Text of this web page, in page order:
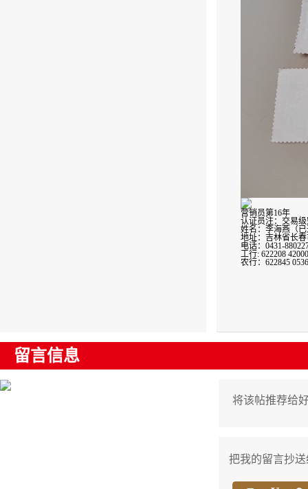
营销员第16年
认证员注：交易
姓名：李海燕（
地址：吉林省长
电话：0431-
工行: 622208
农行：622845
留言信息
将该帖推荐给
把我的留言抄送